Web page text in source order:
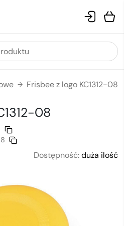
→ Frisbee z logo KC1312-08
08
Dostępność:duża ilość